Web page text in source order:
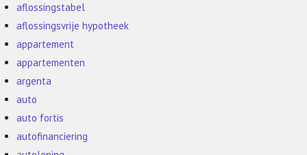
aflossingstabel
aflossingsvrije hypotheek
appartement
appartementen
argenta
auto
auto fortis
autofinanciering